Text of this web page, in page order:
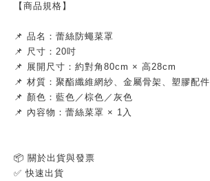
【商品規格】
📌 品名：蕾絲防蠅菜罩
📌 尺寸：20吋
📌 展開尺寸：約對角80cm × 高28cm
📌 材質：聚酯纖維網紗、金屬骨架、塑膠配件
📌 顏色：藍色／棕色／灰色
📌 內容物：蕾絲菜罩 × 1入
📦 關於出貨與發票
✅ 快速出貨